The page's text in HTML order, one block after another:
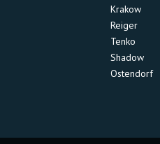
Krakow
Reiger
Tenko
Shadow
Ostendorf